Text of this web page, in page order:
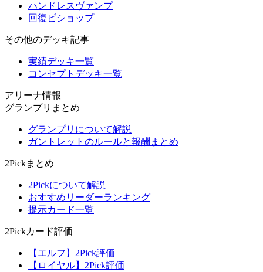
ハンドレスヴァンプ
回復ビショップ
その他のデッキ記事
実績デッキ一覧
コンセプトデッキ一覧
アリーナ情報
グランプリまとめ
グランプリについて解説
ガントレットのルールと報酬まとめ
2Pickまとめ
2Pickについて解説
おすすめリーダーランキング
提示カード一覧
2Pickカード評価
【エルフ】2Pick評価
【ロイヤル】2Pick評価